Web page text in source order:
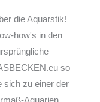
die Aquarstik!
how's in den
so
sich zu einer der
Aquarien